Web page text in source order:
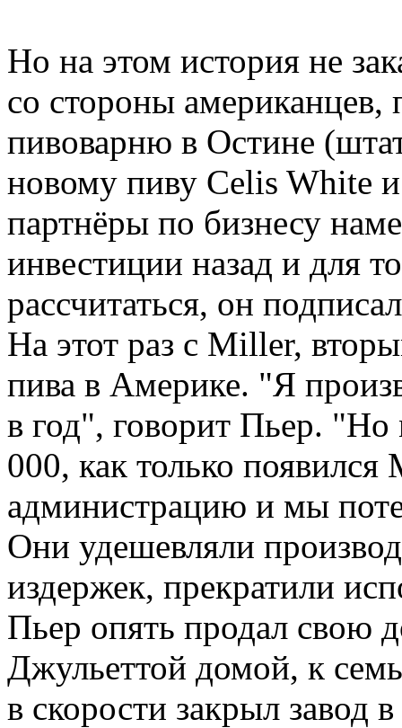
Но на этом история не
со стороны американцев,
пивоварню в Остине
новому пиву Celis White
партнёры по бизнесу
инвестиции назад и для
рассчитаться, он
На этот раз с Miller,
пива в Америке. "Я
в год", говорит Пьер.
000, как только
администрацию и мы
Они удешевляли
издержек, прекратили
Пьер опять продал свою
Джульеттой домой, к
в скорости закрыл завод